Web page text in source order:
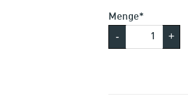
Menge*
- +